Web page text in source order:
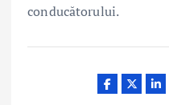
conducătorului.